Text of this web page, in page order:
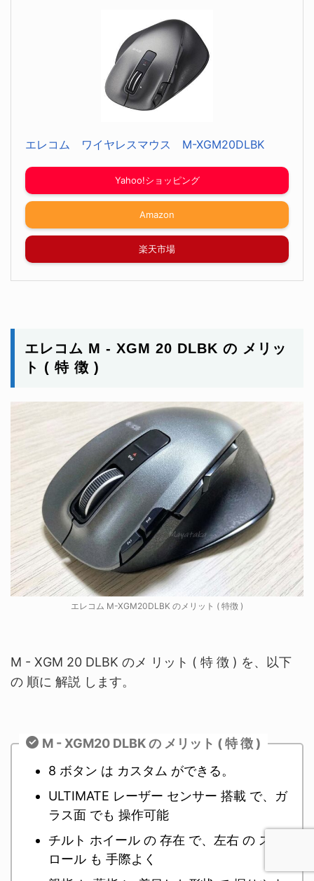
エレコム ワイヤレスマウス M-XGM20DLBK
Yahoo!ショッピング
Amazon
楽天市場
エレコム M - XGM 20 DLBK の メリッ
ト ( 特 徴 )
エレコム M-XGM20DLBK のメリット ( 特徴 )
M - XGM 20 DLBK のメ リット ( 特 徴 ) を、以下
の 順に 解説 します。
M - XGM20 DLBK の メリット ( 特 徴 )
8 ボタン は カスタム ができる。
ULTIMATE レーザー センサー 搭載 で、ガ
ラス面 でも 操作可能
チルト ホイール の 存在 で、左右 の スク
ロール も 手際よく